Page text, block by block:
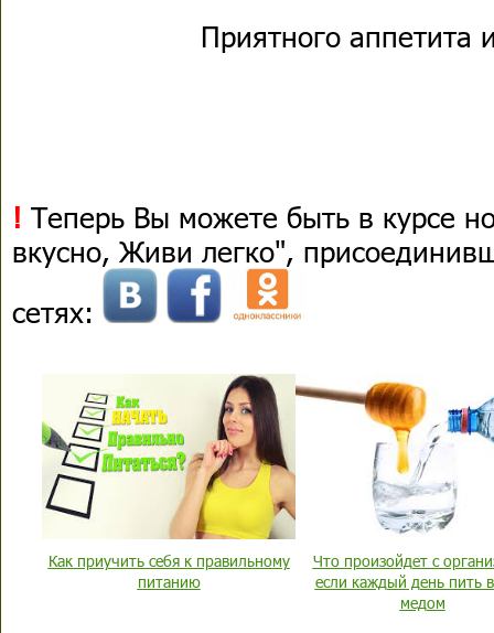
Приятного аппетита
! Теперь Вы можете быть в курсе
вкусно, Живи легко",
сетях:
Как приучить себя к правильному
питанию
Что произойдет с
если каждый день пить
медом